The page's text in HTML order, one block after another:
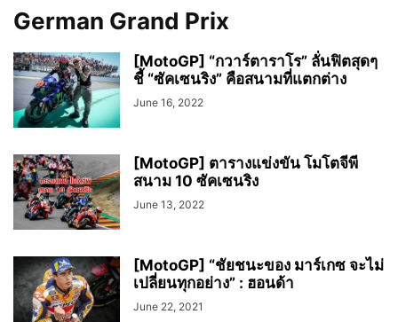
German Grand Prix
[MotoGP] “กวาร์ตาราโร” ลั่นฟิตสุดๆ
ชี้ “ซัคเซนริง” คือสนามที่แตกต่าง
June 16, 2022
[MotoGP] ตารางแข่งขัน โมโตจีพี
สนาม 10 ซัคเซนริง
June 13, 2022
[MotoGP] “ชัยชนะของ มาร์เกซ จะไม่
เปลี่ยนทุกอย่าง” : ฮอนด้า
June 22, 2021